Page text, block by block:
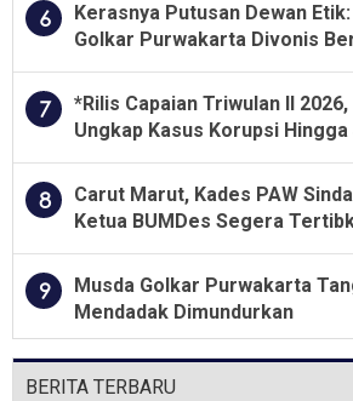
6
Kerasnya Putusan Dewan
Golkar Purwakarta Divonis
Dari Jabatan Selama Empat
7
*Rilis Capaian Triwulan II
Ungkap Kasus Korupsi
8
Carut Marut, Kades PAW
Ketua BUMDes Segera
9
Musda Golkar Purwakarta
Mendadak Dimundurkan
BERITA TERBARU